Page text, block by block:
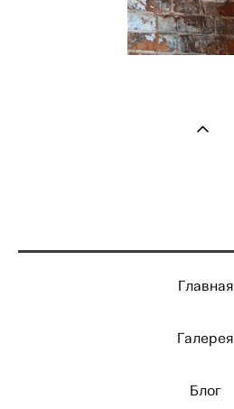
Главная
Галерея
Блог